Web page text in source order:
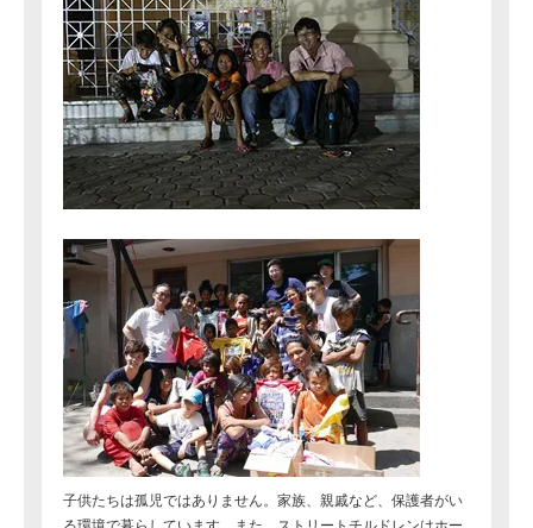
子供たちは孤児ではありません。家族、親戚など、保護者がい